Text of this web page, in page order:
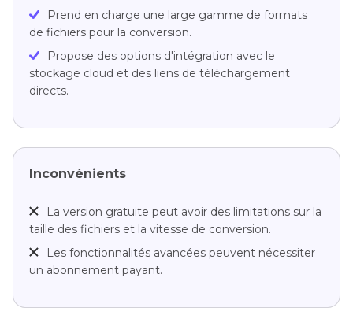
Prend en charge une large gamme de formats
de fichiers pour la conversion.
Propose des options d'intégration avec le
stockage cloud et des liens de téléchargement
directs.
Inconvénients
La version gratuite peut avoir des limitations sur la
taille des fichiers et la vitesse de conversion.
Les fonctionnalités avancées peuvent nécessiter
un abonnement payant.